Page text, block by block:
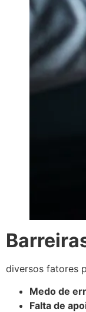
diversos fatores
Medo de
Falta de